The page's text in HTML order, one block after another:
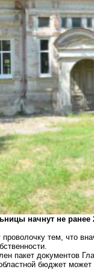
начнут не ранее
тем, что
пакет документов
бюджет